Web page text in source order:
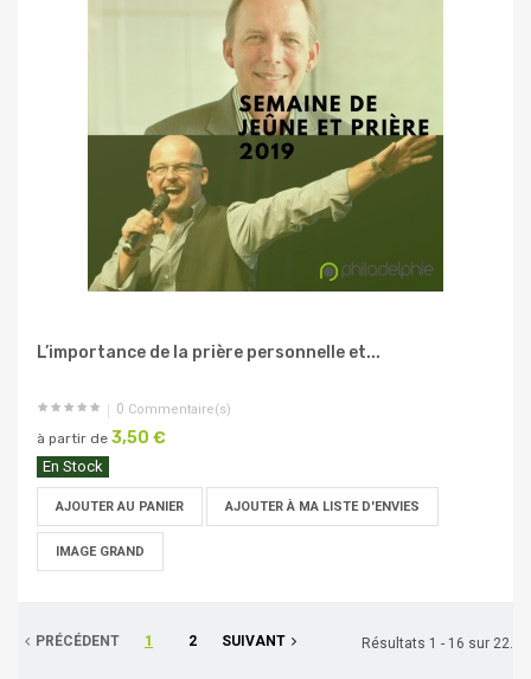
L’importance de la prière personnelle et...
0 Commentaire(s)
à partir de 3,50 €
En Stock
AJOUTER AU PANIER AJOUTER À MA LISTE D'ENVIES
IMAGE GRAND
PRÉCÉDENT 1 2 SUIVANT Résultats 1 - 16 sur 22.